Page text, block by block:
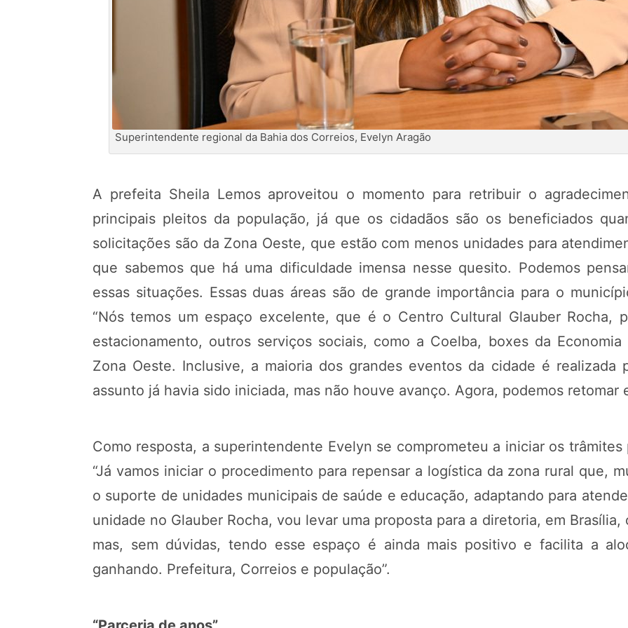
Superintendente regional da Bahia dos Correios, Evelyn Aragão
A prefeita Sheila Lemos aproveitou o momento para retribuir o
principais pleitos da população, já que os cidadãos são os beneficiados
solicitações são da Zona Oeste, que estão com menos unidades para
que sabemos que há uma dificuldade imensa nesse quesito. Podemos
essas situações. Essas duas áreas são de grande importância para o
“Nós temos um espaço excelente, que é o Centro Cultural Glauber Rocha,
estacionamento, outros serviços sociais, como a Coelba, boxes da
Zona Oeste. Inclusive, a maioria dos grandes eventos da cidade é realizada
assunto já havia sido iniciada, mas não houve avanço. Agora, podemos retomar
Como resposta, a superintendente Evelyn se comprometeu a iniciar os
“Já vamos iniciar o procedimento para repensar a logística da zona rural que,
o suporte de unidades municipais de saúde e educação, adaptando para
unidade no Glauber Rocha, vou levar uma proposta para a diretoria, em
mas, sem dúvidas, tendo esse espaço é ainda mais positivo e facilita a
ganhando. Prefeitura, Correios e população”.